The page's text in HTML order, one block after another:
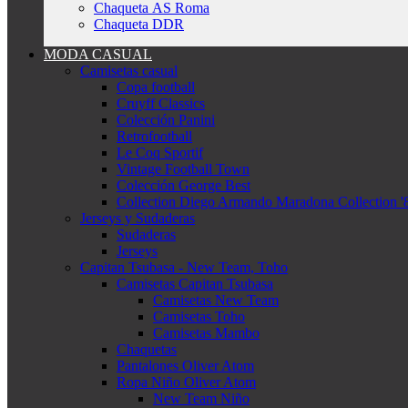
Chaqueta AS Roma
Chaqueta DDR
MODA CASUAL
Camisetas casual
Copa football
Cruyff Classics
Colección Panini
Retrofootball
Le Coq Sportif
Vintage Football Town
Colección George Best
Collection Diego Armando Maradona Collection
Jerseys y Sudaderas
Sudaderas
Jerseys
Capitan Tsubasa - New Team, Toho
Camisetas Capitan Tsubasa
Camisetas New Team
Camisetas Toho
Camisetas Mambo
Chaquetas
Pantalones Oliver Atom
Ropa Niño Oliver Atom
New Team Niño